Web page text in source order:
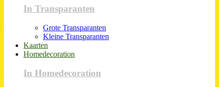
In Transparanten
Grote Transparanten
Kleine Transparanten
Kaarten
Homedecoration
In Homedecoration